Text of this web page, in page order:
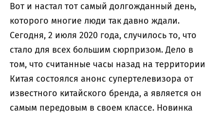
Вот и настал тот самый долгожданный день,
которого многие люди так давно ждали.
Сегодня, 2 июля 2020 года, случилось то, что
стало для всех большим сюрпризом. Дело в
том, что считанные часы назад на территории
Китая состоялся анонс супертелевизора от
известного китайского бренда, а является он
самым передовым в своем классе. Новинка